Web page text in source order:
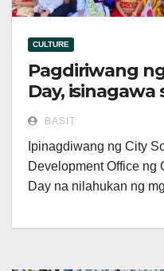
CULTURE
Pagdiriwang
Day, isinagawa
BASIT
Ipinagdiwang ng City
Development Office ng
Day na nilahukan ng